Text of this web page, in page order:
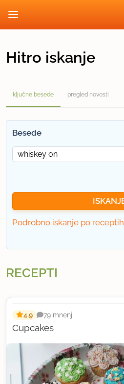
Hitro iskanje
ključne besede pregled novosti
Besede
Podrobno iskanje po receptih
RECEPTI
Cupcakes
4,9 79 mnenj